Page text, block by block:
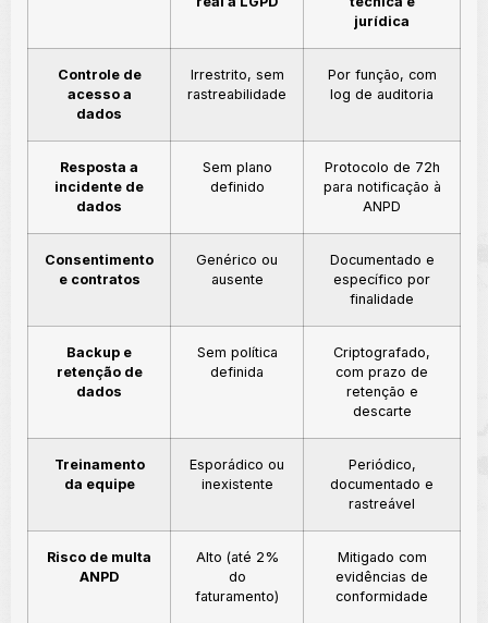
jurídica
Controle de
acesso a
dados
Irrestrito, sem
rastreabilidade
Por função, com
log de auditoria
Resposta a
incidente de
dados
Sem plano
definido
Protocolo de 72h
para notificação à
ANPD
Consentimento
e contratos
Genérico ou
ausente
Documentado e
específico por
finalidade
Backup e
retenção de
dados
Sem política
definida
Criptografado,
com prazo de
retenção e
descarte
Treinamento
da equipe
Esporádico ou
inexistente
Periódico,
documentado e
rastreável
Risco de multa
ANPD
Alto (até 2%
do
faturamento)
Mitigado com
evidências de
conformidade